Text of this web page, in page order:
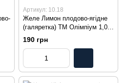
Артикул: 10.18
Желе Лимон плодово-ягідне
(галяретка) ТМ Олімпіум 1,0
кг
190 грн